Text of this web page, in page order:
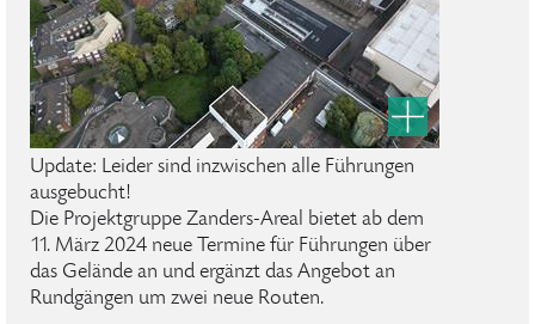
Update: Leider sind inzwischen alle Führungen
ausgebucht!
Die Projektgruppe Zanders-Areal bietet ab dem
11. März 2024 neue Termine für Führungen über
das Gelände an und ergänzt das Angebot an
Rundgängen um zwei neue Routen.